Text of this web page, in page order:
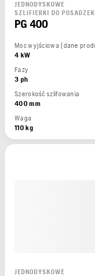
JEDNODYSKOWE
SZLIFIERKI DO POSADZEK
PG 400
4 kW
Fazy
3 ph
Szerokość szlifowania
400 mm
Waga
110 kg
JEDNODYSKOWE